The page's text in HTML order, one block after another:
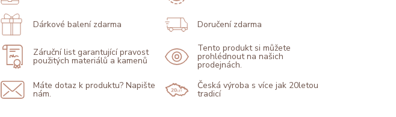
Dárkové balení zdarma Doručení zdarma
Záruční list garantující pravost
použitých materiálů a kamenů
Tento produkt si můžete
prohlédnout na našich
prodejnách.
Máte dotaz k produktu? Napište
nám.
Česká výroba s více jak 20letou
tradicí